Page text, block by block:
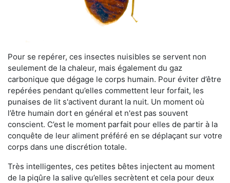
Pour se repérer, ces insectes nuisibles se servent non
seulement de la chaleur, mais également du gaz
carbonique que dégage le corps humain. Pour éviter d’être
repérées pendant qu’elles commettent leur forfait, les
punaises de lit s'activent durant la nuit. Un moment où
l’être humain dort en général et n'est pas souvent
conscient. C’est le moment parfait pour elles de partir à la
conquête de leur aliment préféré en se déplaçant sur votre
corps dans une discrétion totale.
Très intelligentes, ces petites bêtes injectent au moment
de la piqûre la salive qu’elles secrètent et cela pour deux